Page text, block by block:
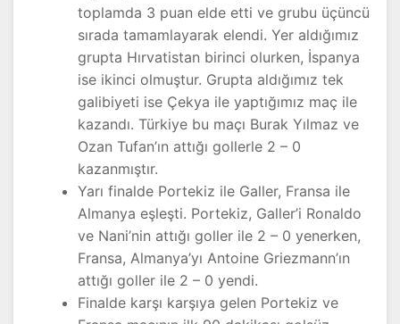
toplamda 3 puan elde etti ve grubu üçüncü
sırada tamamlayarak elendi. Yer aldığımız
grupta Hırvatistan birinci olurken, İspanya
ise ikinci olmuştur. Grupta aldığımız tek
galibiyeti ise Çekya ile yaptığımız maç ile
kazandı. Türkiye bu maçı Burak Yılmaz ve
Ozan Tufan’ın attığı gollerle 2 – 0
kazanmıştır.
Yarı finalde Portekiz ile Galler, Fransa ile
Almanya eşleşti. Portekiz, Galler’i Ronaldo
ve Nani’nin attığı goller ile 2 – 0 yenerken,
Fransa, Almanya’yı Antoine Griezmann’ın
attığı goller ile 2 – 0 yendi.
Finalde karşı karşıya gelen Portekiz ve